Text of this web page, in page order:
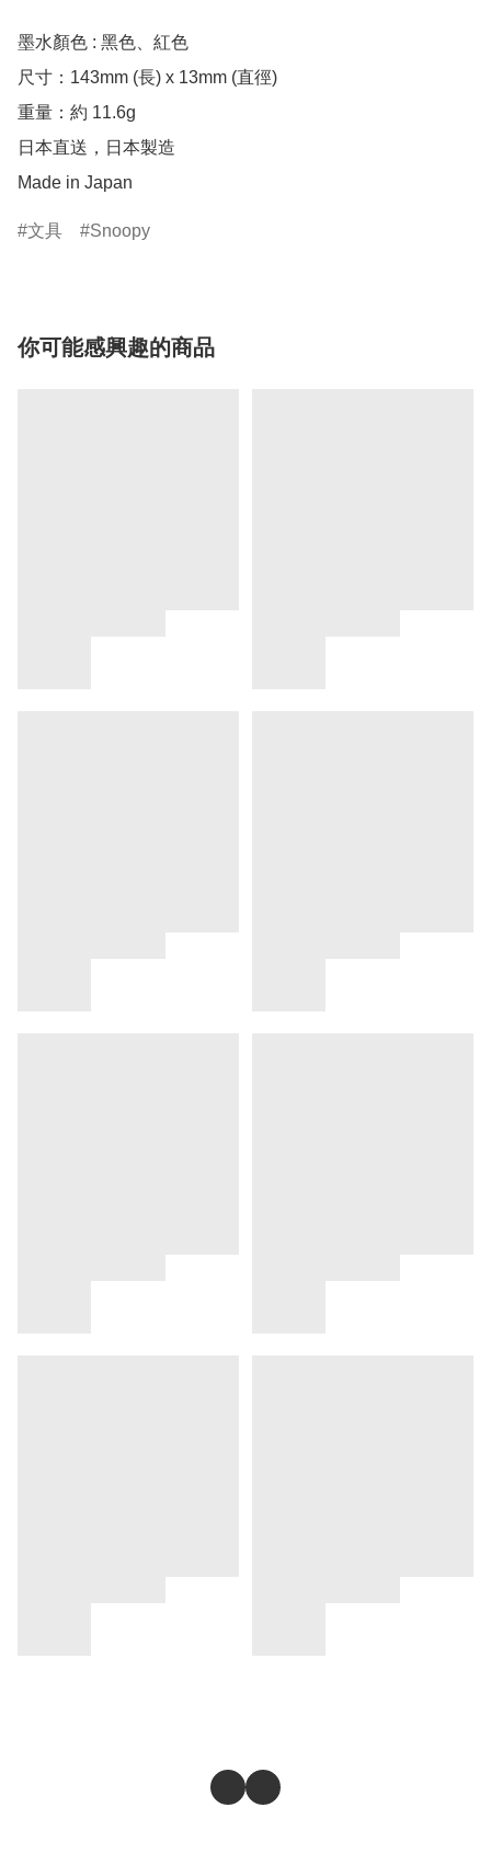
墨水顏色 : 黑色、紅色
尺寸：143mm (長) x 13mm (直徑)
重量：約 11.6g
日本直送，日本製造
Made in Japan
文具 Snoopy
你可能感興趣的商品